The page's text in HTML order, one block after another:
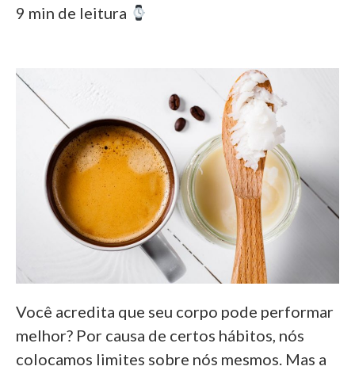
9 min de leitura
Você acredita que seu corpo pode performar
melhor? Por causa de certos hábitos, nós
colocamos limites sobre nós mesmos. Mas a